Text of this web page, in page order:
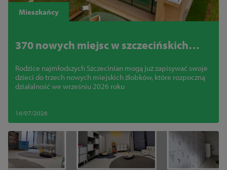
Mieszkańcy
370 nowych miejsc w szczecińskich
Rodzice najmłodszych Szczecinian mogą już zapisywać swoje
dzieci do trzech nowych miejskich żłobków, które rozpoczną
działalność we wrześniu 2026 roku
16/07/2026